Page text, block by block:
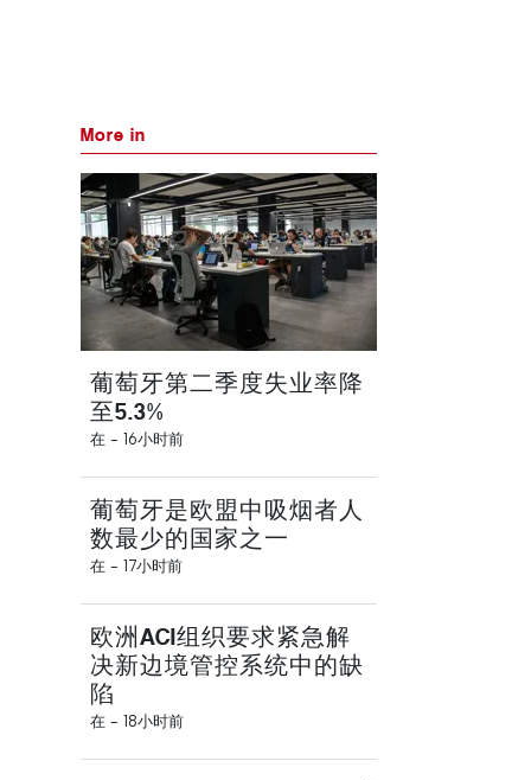
More in
葡萄牙第二季度失业率降
至5.3%
在 - 16小时前
葡萄牙是欧盟中吸烟者人
数最少的国家之一
在 - 17小时前
欧洲ACI组织要求紧急解
决新边境管控系统中的缺
陷
在 - 18小时前